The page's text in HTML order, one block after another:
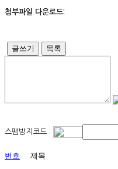
첨부파일 다운로드:
글쓰기 목록
스팸방지코드 :
번호 제목